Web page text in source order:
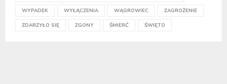
WYPADEK WYŁĄCZENIA WĄGROWIEC ZAGROŻENIE
ZDARZYŁO SIĘ ZGONY ŚMIERĆ ŚWIĘTO